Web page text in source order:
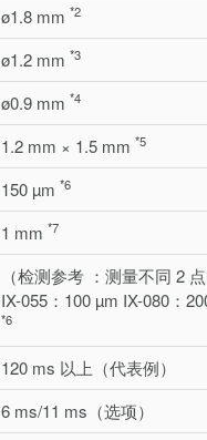
ø1.8 mm *2
ø1.2 mm *3
ø0.9 mm *4
1.2 mm × 1.5 mm *5
150 µm *6
1 mm *7
（检测参考 ：测量不同 2
IX-055：100 µm IX-080：
*6
120 ms 以上（代表例）
6 ms/11 ms（选项）